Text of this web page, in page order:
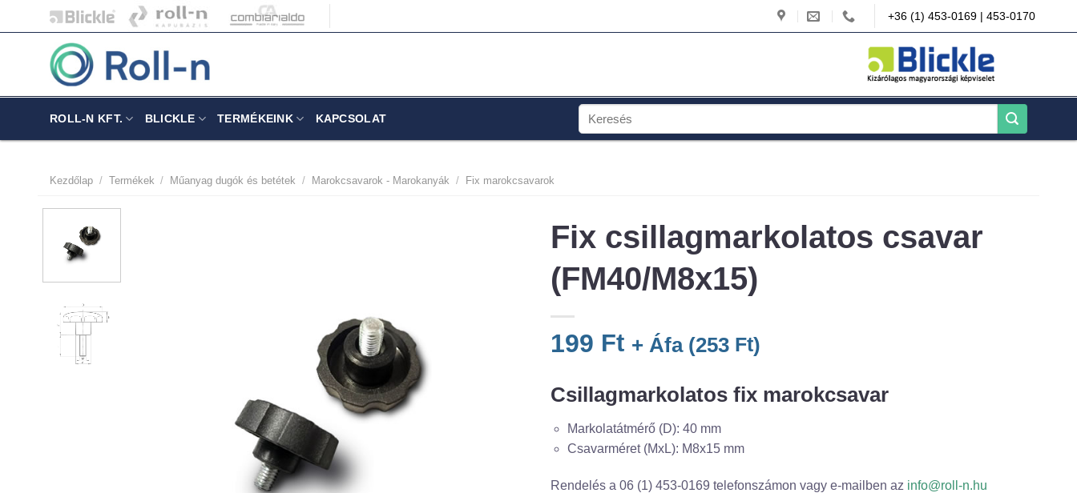
to
+36 (1) 453-0169 | 453-0170
ROLL-N KFT. BLICKLE TERMÉKEINK KAPCSOLAT
Keresés
következőre:
Kezdőlap / Termékek / Műanyag dugók és betétek / Marokcsavarok - Marokanyák / Fix marokcsavarok
Fix csillagmarkolatos csavar
(FM40/M8x15)
199 Ft + Áfa (253 Ft)
Csillagmarkolatos fix marokcsavar
Markolatátmérő (D): 40 mm
Csavarméret (MxL): M8x15 mm
Rendelés a 06 (1) 453-0169 telefonszámon vagy e-mailben az info@roll-n.hu